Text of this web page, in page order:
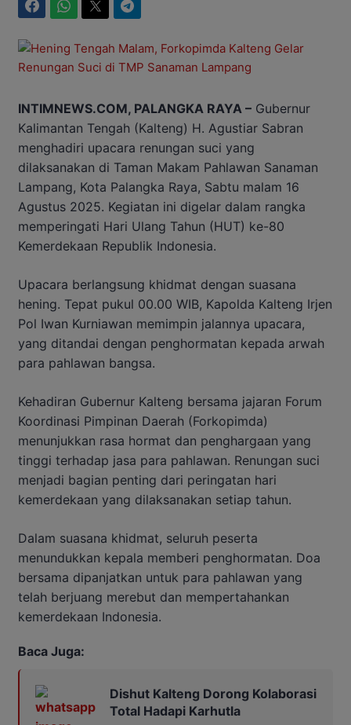
INTIMNEWS.COM, PALANGKA RAYA – Gubernur
Kalimantan Tengah (Kalteng) H. Agustiar Sabran
menghadiri upacara renungan suci yang
dilaksanakan di Taman Makam Pahlawan Sanaman
Lampang, Kota Palangka Raya, Sabtu malam 16
Agustus 2025. Kegiatan ini digelar dalam rangka
memperingati Hari Ulang Tahun (HUT) ke-80
Kemerdekaan Republik Indonesia.
Upacara berlangsung khidmat dengan suasana
hening. Tepat pukul 00.00 WIB, Kapolda Kalteng Irjen
Pol Iwan Kurniawan memimpin jalannya upacara,
yang ditandai dengan penghormatan kepada arwah
para pahlawan bangsa.
Kehadiran Gubernur Kalteng bersama jajaran Forum
Koordinasi Pimpinan Daerah (Forkopimda)
menunjukkan rasa hormat dan penghargaan yang
tinggi terhadap jasa para pahlawan. Renungan suci
menjadi bagian penting dari peringatan hari
kemerdekaan yang dilaksanakan setiap tahun.
Dalam suasana khidmat, seluruh peserta
menundukkan kepala memberi penghormatan. Doa
bersama dipanjatkan untuk para pahlawan yang
telah berjuang merebut dan mempertahankan
kemerdekaan Indonesia.
Baca Juga:
Dishut Kalteng Dorong Kolaborasi
Total Hadapi Karhutla